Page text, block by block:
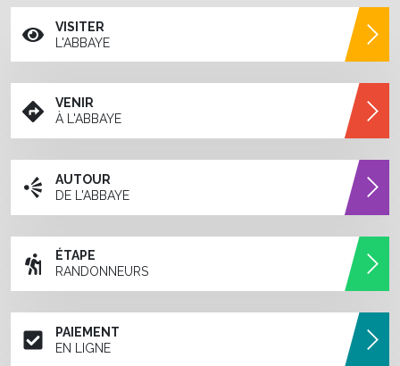
VISITER
L'ABBAYE
VENIR
À L'ABBAYE
AUTOUR
DE L'ABBAYE
ÉTAPE
RANDONNEURS
PAIEMENT
EN LIGNE